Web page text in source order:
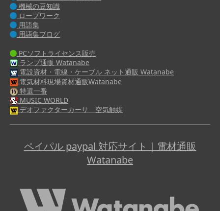
機械の豆知識
ロープワーク
用語集
用語集ブログ
PCソフトライセンス販売
ランプ通販 Watanabe
電設資材・電線・ケーブル ネット通販 Watanabe
電気材料現場資材通販Watanabe
特選一番
MUSIC WORLD
デオファクターカーサ 空気触媒
ペイパル paypal 対応サイト｜電材通販
Watanabe